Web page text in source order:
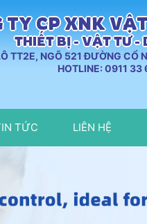
TY CP XNK
THIẾT BỊ - VẬT TƯ -
TT2E, NGÕ 521 ĐƯỜNG CỔ
HOTLINE: 0911
TỨC LIÊN HỆ